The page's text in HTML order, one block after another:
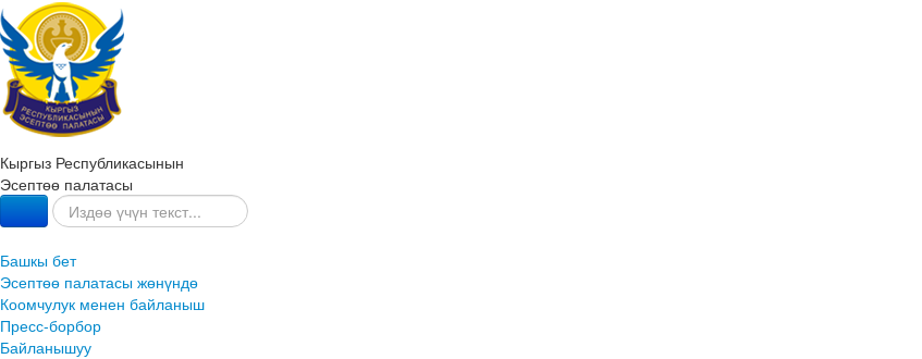
Кыргыз Республикасынын
Эсептөө палатасы
Башкы бет
Эсептөө палатасы жөнүндө
Коомчулук менен байланыш
Пресс-борбор
Байланышуу